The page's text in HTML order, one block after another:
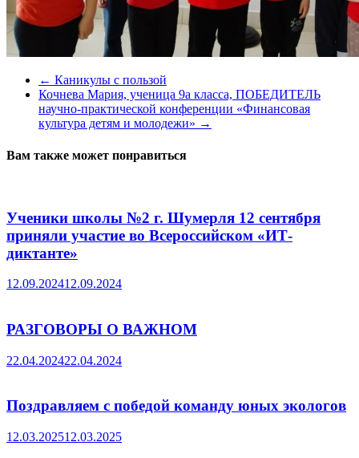
← Каникулы с пользой
Кочнева Мария, ученица 9а класса, ПОБЕДИТЕЛЬ
научно-практической конференции «Финансовая
культура детям и молодежи» →
Вам также может понравиться
Ученики школы №2 г. Шумерля 12 сентября
приняли участие во Всероссийском «ИТ-
диктанте»
12.09.202412.09.2024
РАЗГОВОРЫ О ВАЖНОМ
22.04.202422.04.2024
Поздравляем с победой команду юных экологов
12.03.202512.03.2025